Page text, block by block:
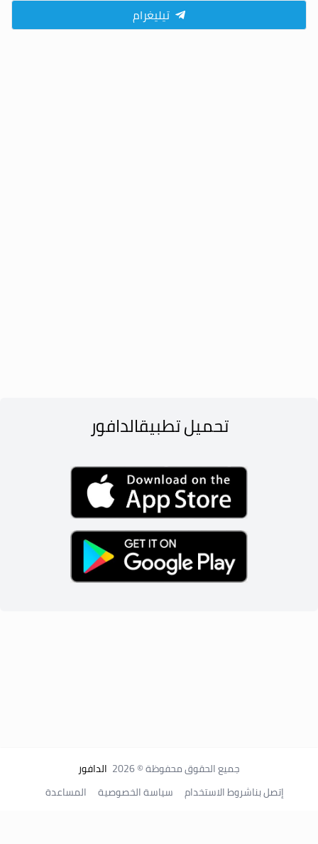
تيليغرام
تحميل تطبيقالدافور
جميع الحقوق محفوظة © 2026
الدافور
إتصل بناشروط الاستخدام سياسة الخصوصية المساعدة